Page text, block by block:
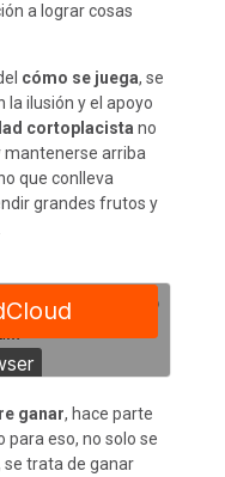
a lograr cosas
cómo se juega, se
ilusión y el apoyo
cortoplacista no
mantenerse arriba
que conlleva
grandes frutos y
ganar, hace parte
para eso, no solo se
trata de ganar